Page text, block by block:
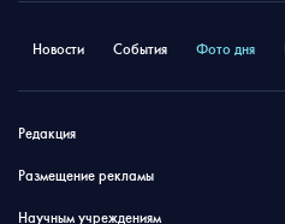
Новости События Фото дня
Редакция
Размещение рекламы
Научным учреждениям